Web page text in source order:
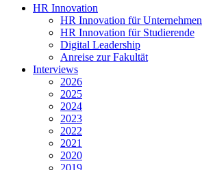
HR Innovation
HR Innovation für Unternehmen
HR Innovation für Studierende
Digital Leadership
Anreise zur Fakultät
Interviews
2026
2025
2024
2023
2022
2021
2020
2019